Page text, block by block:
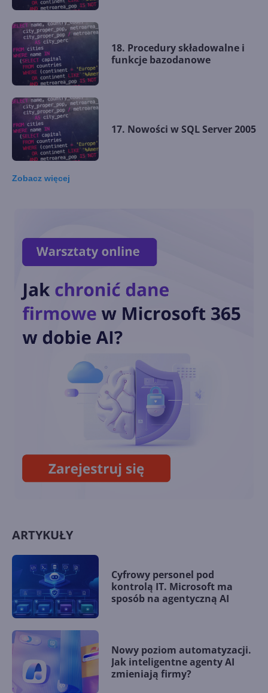
18. Procedury składowalne i
funkcje bazodanowe
17. Nowości w SQL Server 2005
15. Nowości w "Data Control
Language", czyli parę słów o
schematach
14. Praca z podzapytańami,
zmiennymi tabelarycznymi
13. Łączenie tabel
Zobacz więcej
ARTYKUŁY
Cyfrowy personel pod
kontrolą IT. Microsoft ma
sposób na agentyczną AI
Nowy poziom automatyzacji.
Jak inteligentne agenty AI
zmieniają firmy?